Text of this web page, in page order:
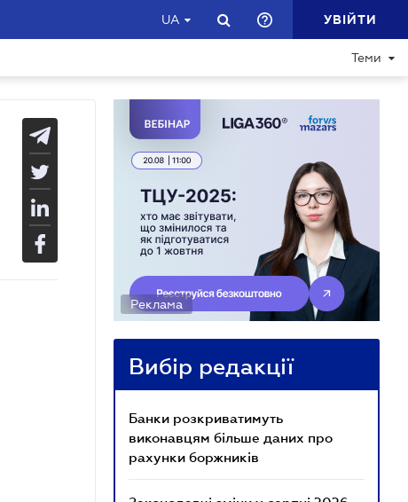
UA УВІЙТИ
Теми
Реклама
Вибір редакції
Банки розкриватимуть
виконавцям більше даних про
рахунки боржників